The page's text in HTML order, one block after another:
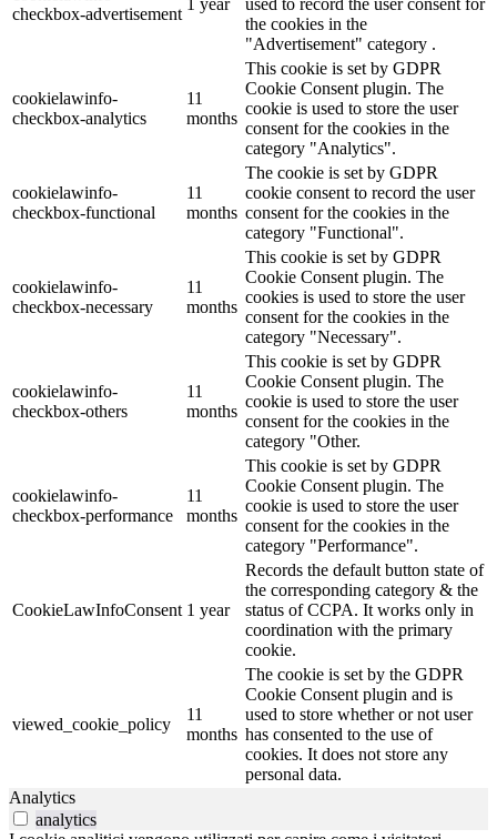
checkbox-advertisement
the cookies in the
"Advertisement" category .
cookielawinfo-
checkbox-analytics
11
months
This cookie is set by GDPR
Cookie Consent plugin. The
cookie is used to store the user
consent for the cookies in the
category "Analytics".
cookielawinfo-
checkbox-functional
11
months
The cookie is set by GDPR
cookie consent to record the user
consent for the cookies in the
category "Functional".
cookielawinfo-
checkbox-necessary
11
months
This cookie is set by GDPR
Cookie Consent plugin. The
cookies is used to store the user
consent for the cookies in the
category "Necessary".
cookielawinfo-
checkbox-others
11
months
This cookie is set by GDPR
Cookie Consent plugin. The
cookie is used to store the user
consent for the cookies in the
category "Other.
cookielawinfo-
checkbox-performance
11
months
This cookie is set by GDPR
Cookie Consent plugin. The
cookie is used to store the user
consent for the cookies in the
category "Performance".
CookieLawInfoConsent 1 year
Records the default button state of
the corresponding category & the
status of CCPA. It works only in
coordination with the primary
cookie.
viewed_cookie_policy
11
months
The cookie is set by the GDPR
Cookie Consent plugin and is
used to store whether or not user
has consented to the use of
cookies. It does not store any
personal data.
Analytics
analytics